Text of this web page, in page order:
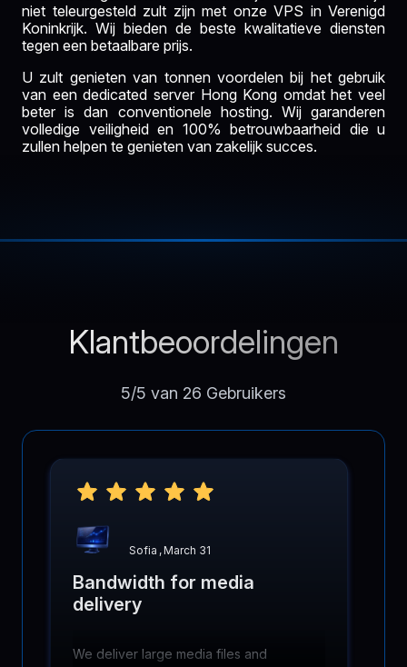
niet teleurgesteld zult zijn met onze VPS in Verenigd
Koninkrijk. Wij bieden de beste kwalitatieve diensten
tegen een betaalbare prijs.
U zult genieten van tonnen voordelen bij het gebruik
van een dedicated server Hong Kong omdat het veel
beter is dan conventionele hosting. Wij garanderen
volledige veiligheid en 100% betrouwbaarheid die u
zullen helpen te genieten van zakelijk succes.
Klantbeoordelingen
5/5 van 26 Gebruikers
Sofia ,March 31
Bandwidth for media
delivery
We deliver large media files and